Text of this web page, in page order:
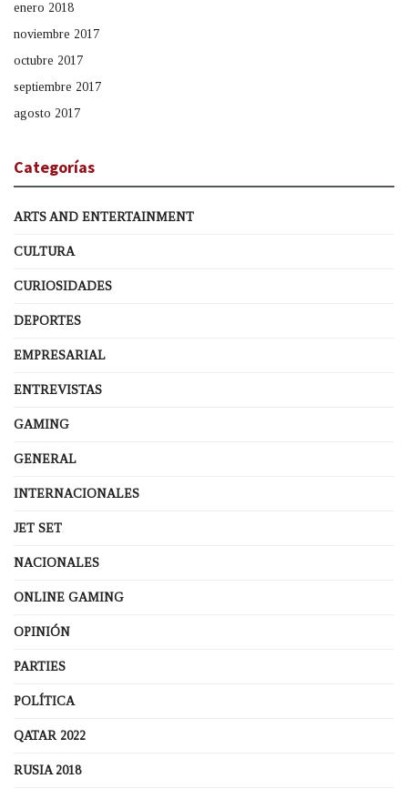
enero 2018
noviembre 2017
octubre 2017
septiembre 2017
agosto 2017
Categorías
ARTS AND ENTERTAINMENT
CULTURA
CURIOSIDADES
DEPORTES
EMPRESARIAL
ENTREVISTAS
GAMING
GENERAL
INTERNACIONALES
JET SET
NACIONALES
ONLINE GAMING
OPINIÓN
PARTIES
POLÍTICA
QATAR 2022
RUSIA 2018